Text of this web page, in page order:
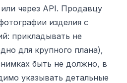
через API. Продавцу
изделия с
прикладывать не
для крупного плана),
быть не должно, в
указывать детальные